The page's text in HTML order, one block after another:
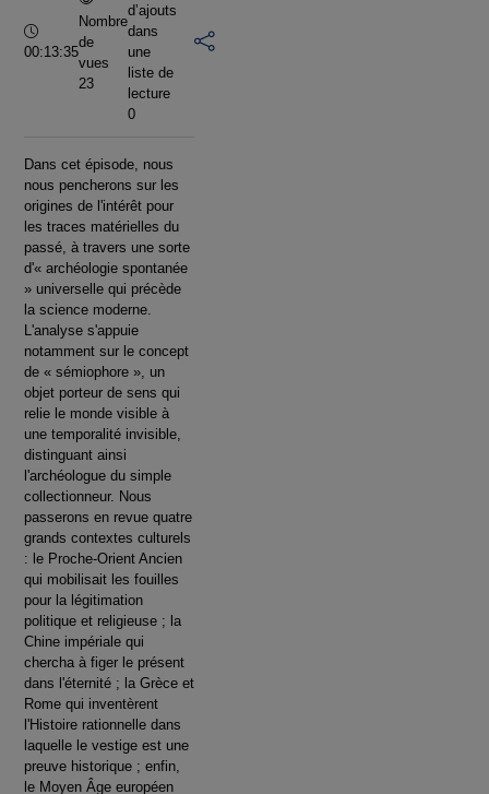
Durée :
00:13:35
Nombre
de
vues
23
d’ajouts
dans
une
liste de
lecture
0
Dans cet épisode, nous
nous pencherons sur les
origines de l'intérêt pour
les traces matérielles du
passé, à travers une sorte
d'« archéologie spontanée
» universelle qui précède
la science moderne.
L'analyse s'appuie
notamment sur le concept
de « sémiophore », un
objet porteur de sens qui
relie le monde visible à
une temporalité invisible,
distinguant ainsi
l'archéologue du simple
collectionneur. Nous
passerons en revue quatre
grands contextes culturels
: le Proche-Orient Ancien
qui mobilisait les fouilles
pour la légitimation
politique et religieuse ; la
Chine impériale qui
chercha à figer le présent
dans l'éternité ; la Grèce et
Rome qui inventèrent
l'Histoire rationnelle dans
laquelle le vestige est une
preuve historique ; enfin,
le Moyen Âge européen